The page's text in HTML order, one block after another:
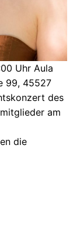
Uhr Aula
99, 45527
des
am
die